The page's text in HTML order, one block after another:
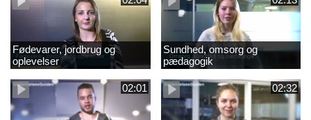
Fødevarer, jordbrug og
oplevelser
Sundhed, omsorg og
pædagogik
02:01 02:32